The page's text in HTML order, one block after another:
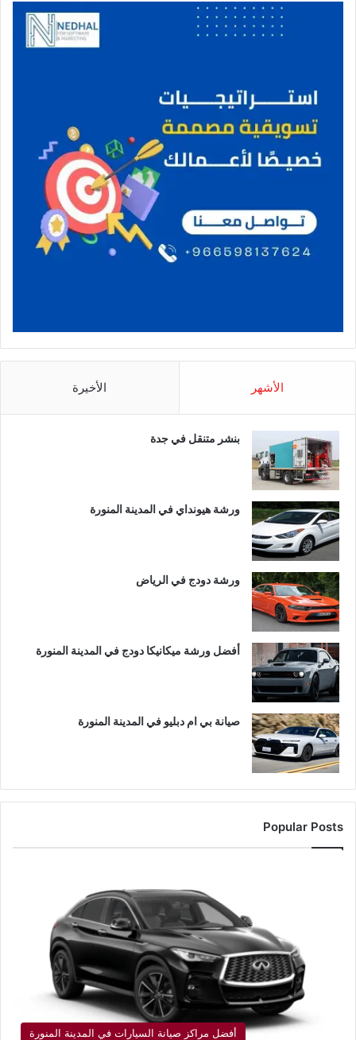
الأشهر الأخيرة
بنشر متنقل في جدة
ورشة هيونداي في المدينة المنورة
ورشة دودج في الرياض
أفضل ورشة ميكانيكا دودج في المدينة المنورة
صيانة بي ام دبليو في المدينة المنورة
Popular Posts
أفضل مراكز صيانة السيارات في المدينة المنورة